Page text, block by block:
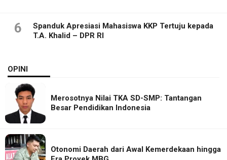
6
Spanduk Apresiasi Mahasiswa KKP Tertuju kepada
T.A. Khalid – DPR RI
OPINI
Merosotnya Nilai TKA SD-SMP: Tantangan
Besar Pendidikan Indonesia
Otonomi Daerah dari Awal Kemerdekaan hingga